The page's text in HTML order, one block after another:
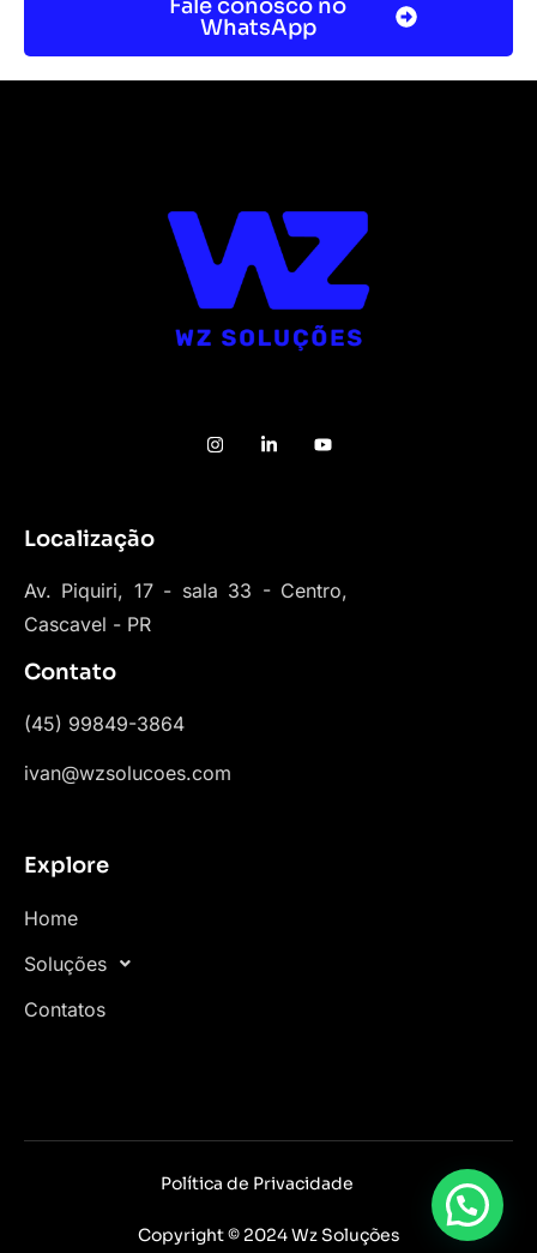
Fale conosco no
WhatsApp
Localização
Av. Piquiri, 17 - sala 33 - Centro,
Cascavel - PR
Contato
(45) 99849-3864
ivan@wzsolucoes.com
Explore
Home
Soluções
Contatos
Copyright © 2024 Wz Soluções
Política de Privacidade